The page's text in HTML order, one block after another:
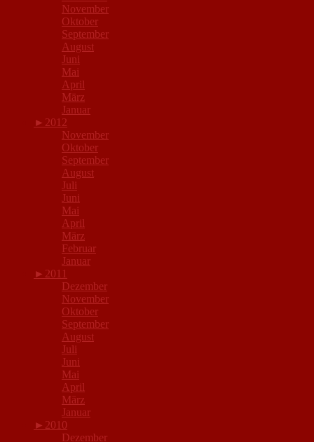
November
Oktober
September
August
Juni
Mai
April
März
Januar
► 2012
November
Oktober
September
August
Juli
Juni
Mai
April
März
Februar
Januar
► 2011
Dezember
November
Oktober
September
August
Juli
Juni
Mai
April
März
Januar
► 2010
Dezember